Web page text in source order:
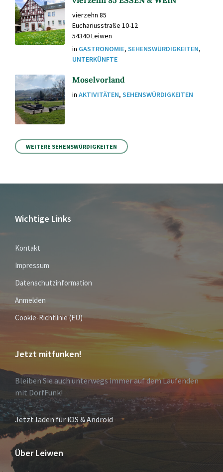
vierzehn 85
Euchariusstraße 10-12
54340 Leiwen
in GASTRONOMIE, SEHENSWÜRDIGKEITEN,
UNTERKÜNFTE
Moselvorland
in AKTIVITÄTEN, SEHENSWÜRDIGKEITEN
WEITERE SEHENSWÜRDIGKEITEN
Wichtige Links
Kontakt
Impressum
Datenschutzinformation
Anmelden
Cookie-Richtlinie (EU)
Jetzt mitfunken!
Bleiben Sie auch unterwegs immer auf dem Laufenden
mit DorfFunk!
Jetzt laden für iOS & Android
Über Leiwen